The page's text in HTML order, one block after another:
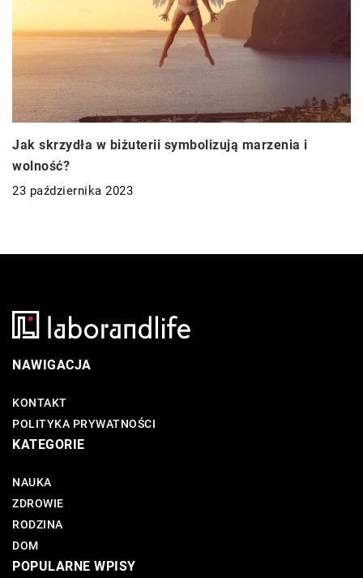
Jak skrzydła w biżuterii symbolizują marzenia i
wolność?
23 października 2023
NAWIGACJA
KONTAKT
POLITYKA PRYWATNOŚCI
KATEGORIE
NAUKA
ZDROWIE
RODZINA
DOM
POPULARNE WPISY